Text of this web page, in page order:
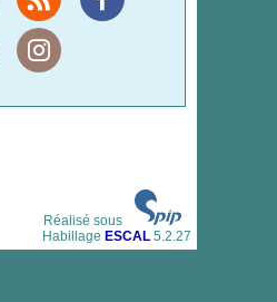
Rss
Réalisé sous
Habillage ESCAL 5.2.27